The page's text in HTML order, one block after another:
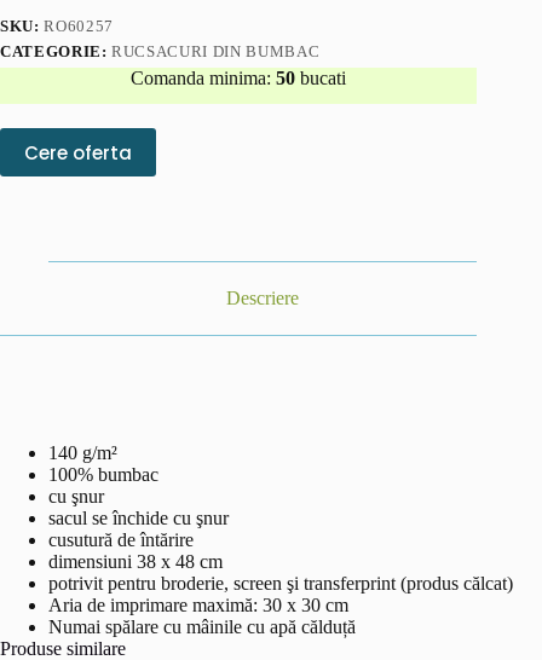
SKU:RO60257
CATEGORIE:RUCSACURI DIN BUMBAC
Comanda minima:50 bucati
Cere oferta
Descriere
140 g/m²
100% bumbac
cu şnur
sacul se închide cu şnur
cusutură de întărire
dimensiuni 38 x 48 cm
potrivit pentru broderie, screen şi transferprint (produs călcat)
Aria de imprimare maximă: 30 x 30 cm
Numai spălare cu mâinile cu apă călduță
Produse similare